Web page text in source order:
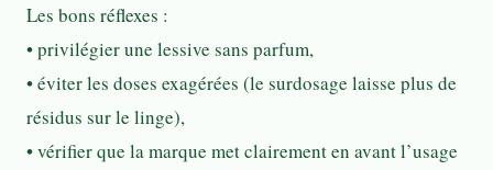
Les bons réflexes :
• privilégier une lessive sans parfum,
• éviter les doses exagérées (le surdosage laisse plus de
résidus sur le linge),
• vérifier que la marque met clairement en avant l’usage